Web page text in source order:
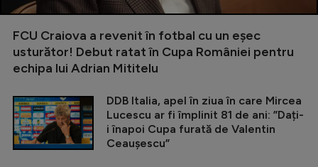
FCU Craiova a revenit în fotbal cu un eșec
usturător! Debut ratat în Cupa României pentru
echipa lui Adrian Mititelu
DDB Italia, apel în ziua în care Mircea
Lucescu ar fi împlinit 81 de ani: ”Dați-
i înapoi Cupa furată de Valentin
Ceaușescu”